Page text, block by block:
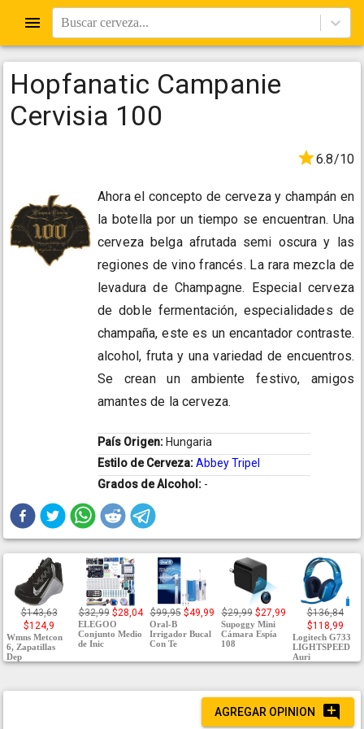
Buscar cerveza...
Hopfanatic Campanie
Cervisia 100
6.8/10
Ahora el concepto de cerveza y champán en
la botella por un tiempo se encuentran. Una
cerveza belga afrutada semi oscura y las
regiones de vino francés. La rara mezcla de
levadura de Champagne. Especial cerveza
de doble fermentación, especialidades de
champaña, este es un encantador contraste.
alcohol, fruta y una variedad de encuentros.
Se crean un ambiente festivo, amigos
amantes de la cerveza.
País Origen: Hungaria
Estilo de Cerveza:Abbey Tripel
Grados de Alcohol: -
$143,63
$124,9
Wmns Metcon
6, Zapatillas
Dep
$32,99 $28,04
ELEGOO
Conjunto Medio
de Inic
$99,95 $49,99
Oral-B
Irrigador Bucal
Con Te
$29,99 $27,99
Supoggy Mini
Cámara Espía
108
$136,84
$118,99
Logitech G733
LIGHTSPEED
Auri
AGREGAR OPINION